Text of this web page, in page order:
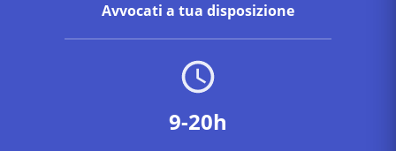
Avvocati a tua disposizione
9-20h